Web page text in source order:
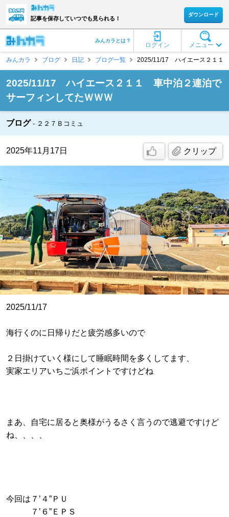
記事を保存していつでも見られる！
ダウンロード
メニュー
ログイン
みんカラとは？
みんカラ ブログ 日記 ブログ一覧 2025/11/17 ハイエース２１１
2025/11/17 ハイエース２１１ 車中泊２連泊で
サーフィンしてたＷＷＷ
ブログ ２２７Ｂコミュ
2025年11月17日 クリップ
2025/11/17
海行くのに日帰りだと疲労感多いので
２日掛けていく様にして睡眠時間を多くしてます、
実家エリアいちご浜ポイントですけどね
まあ、自宅に居ると奥様がうるさく言うので逃避ですけど
ね、、、、
今回は７’４”ＰＵ
７’６”ＥＰＳ